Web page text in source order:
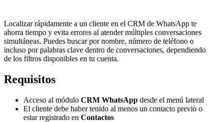
Localizar rápidamente a un cliente en el CRM de WhatsApp te
ahorra tiempo y evita errores al atender múltiples conversaciones
simultáneas. Puedes buscar por nombre, número de teléfono o
incluso por palabras clave dentro de conversaciones, dependiendo
de los filtros disponibles en tu cuenta.
Requisitos
Acceso al módulo CRM WhatsApp desde el menú lateral
El cliente debe haber tenido al menos un contacto previo o
estar registrado en Contactos